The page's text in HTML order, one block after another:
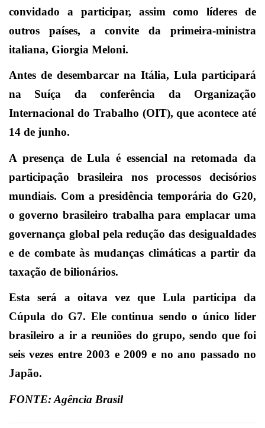
convidado a participar, assim como líderes de
outros países, a convite da primeira-ministra
italiana, Giorgia Meloni.
Antes de desembarcar na Itália, Lula participará
na Suíça da conferência da Organização
Internacional do Trabalho (OIT), que acontece até
14 de junho.
A presença de Lula é essencial na retomada da
participação brasileira nos processos decisórios
mundiais. Com a presidência temporária do G20,
o governo brasileiro trabalha para emplacar uma
governança global pela redução das desigualdades
e de combate às mudanças climáticas a partir da
taxação de bilionários.
Esta será a oitava vez que Lula participa da
Cúpula do G7. Ele continua sendo o único líder
brasileiro a ir a reuniões do grupo, sendo que foi
seis vezes entre 2003 e 2009 e noano passado no
Japão.
FONTE: Agência Brasil